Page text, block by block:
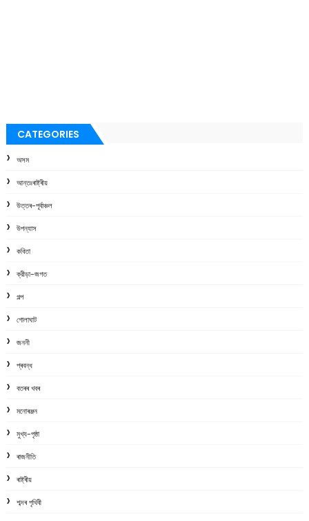
CATEGORIES
অসম
আন্তঃৰাষ্ট্ৰীয়
উত্তৰ-পূৰ্বাঞ্চল
উপন্যাস
কবিতা
ক্রীড়া-জগত
গল্প
গোলাঘাট
জননী
প্ৰবন্ধ
বতৰৰ খবৰ
মনোৰঞ্জন
মুখ্য-পৃষ্ঠা
ৰাজনীতি
ৰাষ্ট্ৰীয়
শব্দৰ পৃথিবী